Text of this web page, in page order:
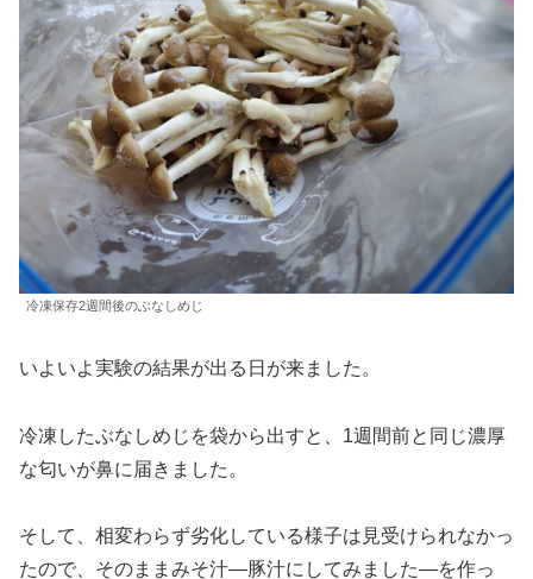
冷凍保存2週間後のぶなしめじ
いよいよ実験の結果が出る日が来ました。
冷凍したぶなしめじを袋から出すと、1週間前と同じ濃厚
な匂いが鼻に届きました。
そして、相変わらず劣化している様子は見受けられなかっ
たので、そのままみそ汁―豚汁にしてみました―を作っ